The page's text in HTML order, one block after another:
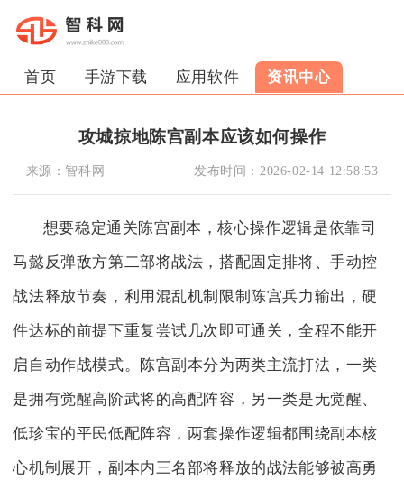
首页 手游下载 应用软件 资讯中心
攻城掠地陈宫副本应该如何操作
来源： 智科网 发布时间： 2026-02-14 12:58:53
想要稳定通关陈宫副本，核心操作逻辑是依靠司
马懿反弹敌方第二部将战法，搭配固定排将、手动控
战法释放节奏，利用混乱机制限制陈宫兵力输出，硬
件达标的前提下重复尝试几次即可通关，全程不能开
启自动作战模式。陈宫副本分为两类主流打法，一类
是拥有觉醒高阶武将的高配阵容，另一类是无觉醒、
低珍宝的平民低配阵容，两套操作逻辑都围绕副本核
心机制展开，副本内三名部将释放的战法能够被高勇